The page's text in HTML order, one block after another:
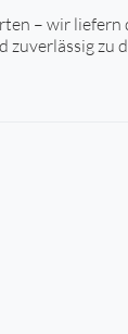
– wir liefern
zuverlässig zu